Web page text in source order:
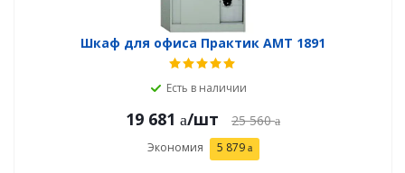
Шкаф для офиса Практик AMT 1891
Есть в наличии
19 681 /шт 25 560
Экономия 5 879